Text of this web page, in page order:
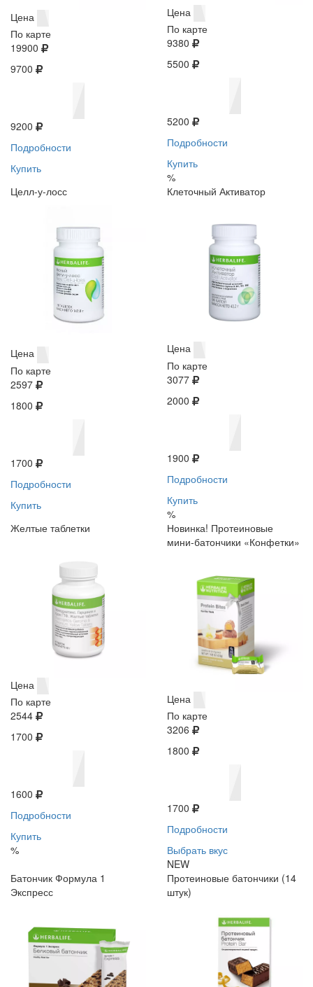
Цена
По карте
19900
9700
9200
Подробности
Купить
Цена
По карте
9380
5500
5200
Подробности
Купить
%
Целл-у-лосс
Цена
По карте
2597
1800
1700
Подробности
Купить
Клеточный Активатор
Цена
По карте
3077
2000
1900
Подробности
Купить
%
Желтые таблетки
Цена
По карте
2544
1700
1600
Подробности
Купить
%
Новинка! Протеиновые
мини-батончики «Конфетки»
Цена
По карте
3206
1800
1700
Подробности
Выбрать вкус
NEW
Батончик Формула 1
Экспресс
Протеиновые батончики (14
штук)